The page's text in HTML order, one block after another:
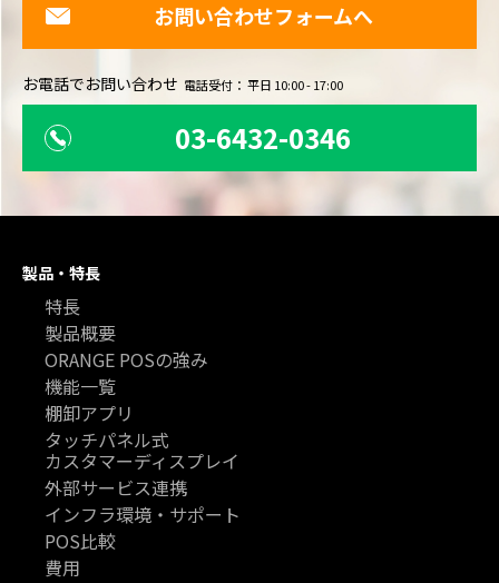
お問い合わせフォームへ
お電話でお問い合わせ 電話受付： 平日 10:00 - 17:00
03-6432-0346
製品・特長
特長
製品概要
ORANGE POSの強み
機能一覧
棚卸アプリ
タッチパネル式
カスタマーディスプレイ
外部サービス連携
インフラ環境・サポート
POS比較
費用